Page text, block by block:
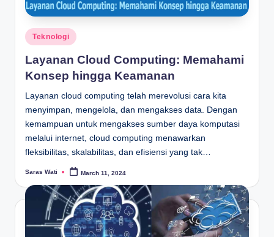
Posted
in
Teknologi
Layanan Cloud Computing: Memahami
Konsep hingga Keamanan
Layanan cloud computing telah merevolusi cara kita
menyimpan, mengelola, dan mengakses data. Dengan
kemampuan untuk mengakses sumber daya komputasi
melalui internet, cloud computing menawarkan
fleksibilitas, skalabilitas, dan efisiensi yang tak…
Posted
Saras Wati March 11, 2024